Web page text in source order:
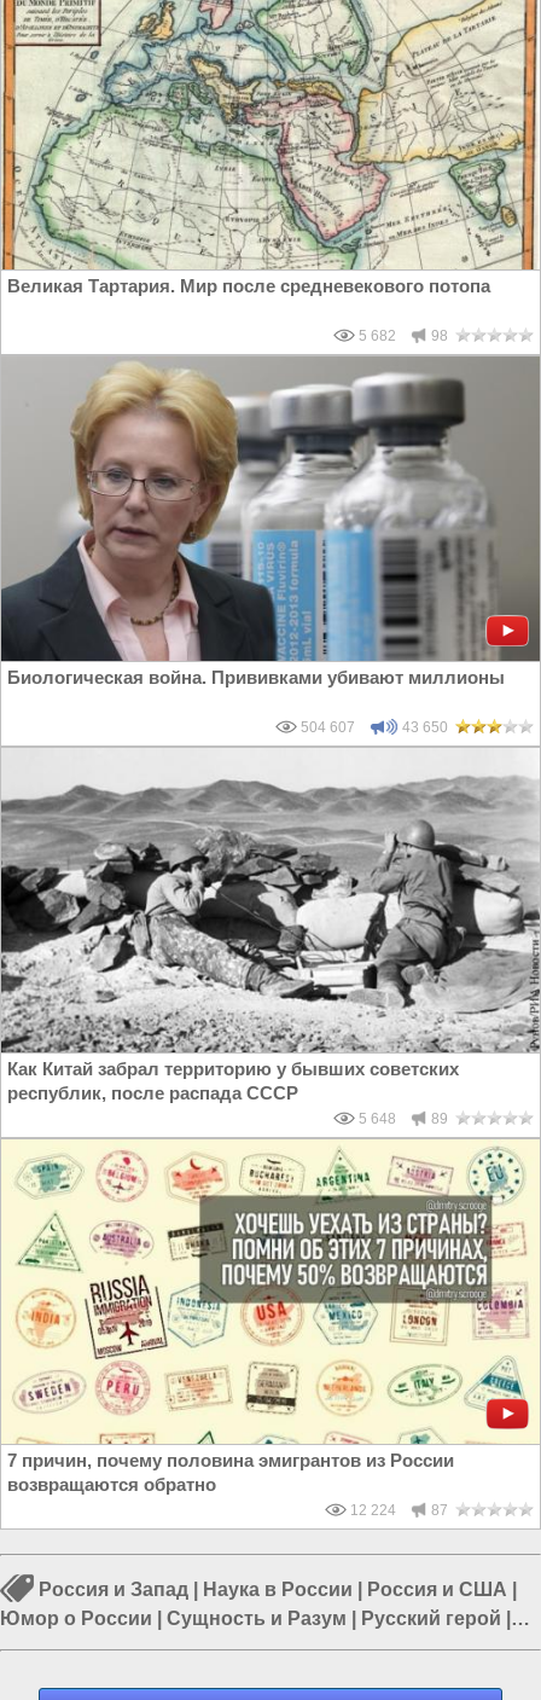
Великая Тартария. Мир после средневекового потопа
5 682 98
Биологическая война. Прививками убивают миллионы
504 607 43 650
Как Китай забрал территорию у бывших советских
республик, после распада СССР
5 648 89
7 причин, почему половина эмигрантов из России
возвращаются обратно
12 224 87
Россия и Запад Наука в России Россия и США
Юмор о России
Сущность и Разум Русский герой
Власть в Москве